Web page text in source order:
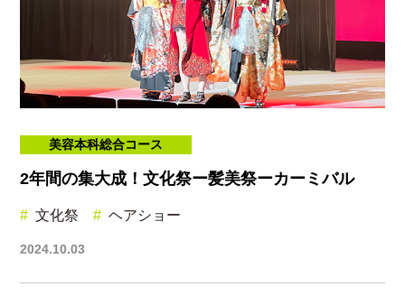
美容本科総合コース
2年間の集大成！文化祭ー髪美祭ーカーミバル
文化祭 ヘアショー
2024.10.03